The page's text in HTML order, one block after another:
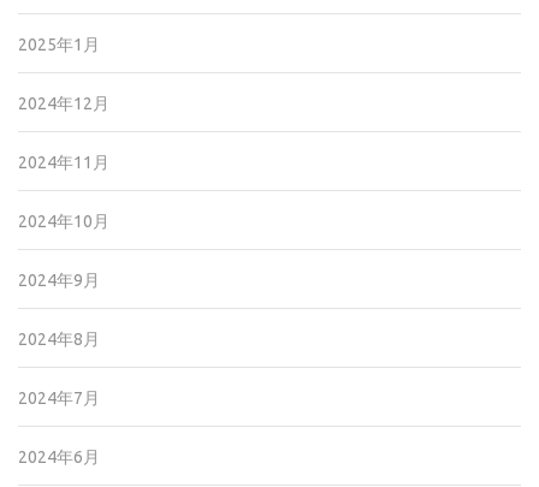
2025年1月
2024年12月
2024年11月
2024年10月
2024年9月
2024年8月
2024年7月
2024年6月